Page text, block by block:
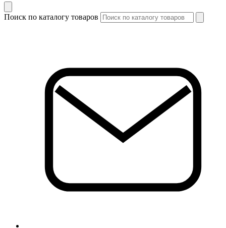
Поиск по каталогу товаров